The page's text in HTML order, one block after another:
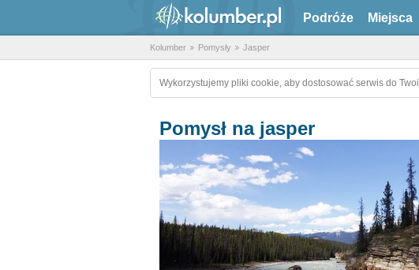
Podróże Miejsca
Kolumber Pomysły Jasper
Wykorzystujemy pliki cookie, aby dostosować serwis do
Pomysł na jasper